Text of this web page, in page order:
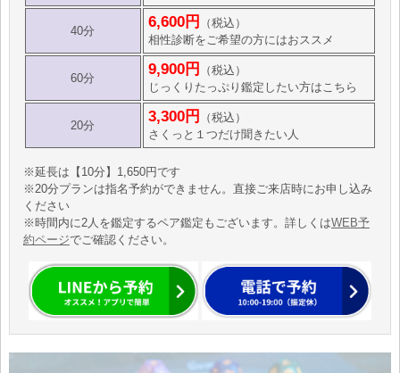
40分
6,600円
（税込）
相性診断をご希望の方にはおススメ
60分
9,900円
（税込）
じっくりたっぷり鑑定したい方はこちら
20分
3,300円
（税込）
さくっと１つだけ聞きたい人
※延長は【10分】1,650円です
※20分プランは指名予約ができません。直接ご来店時にお申し込み
ください
※時間内に2人を鑑定するペア鑑定もございます。詳しくはWEB予
約ページでご確認ください。